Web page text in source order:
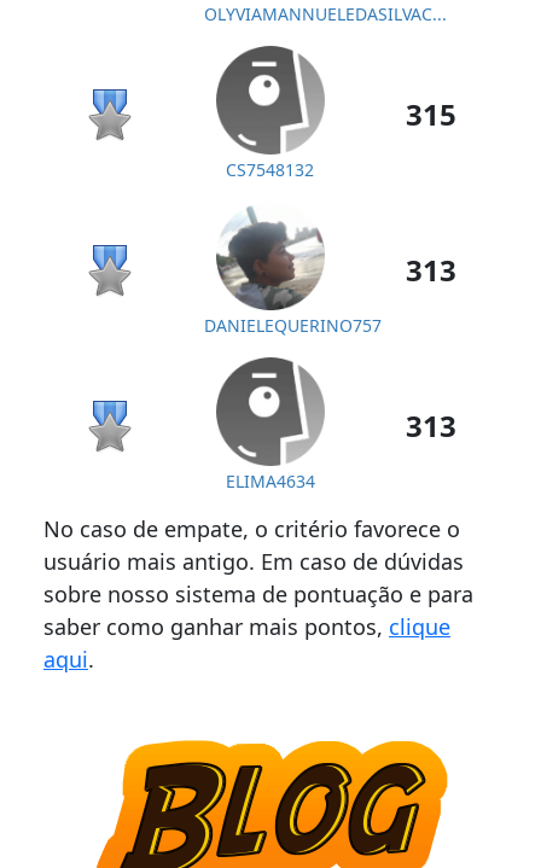
OLYVIAMANNUELEDASILVAC...
CS7548132
315
DANIELEQUERINO757
313
ELIMA4634
313
No caso de empate, o critério favorece o
usuário mais antigo. Em caso de dúvidas
sobre nosso sistema de pontuação e para
saber como ganhar mais pontos, clique
aqui.